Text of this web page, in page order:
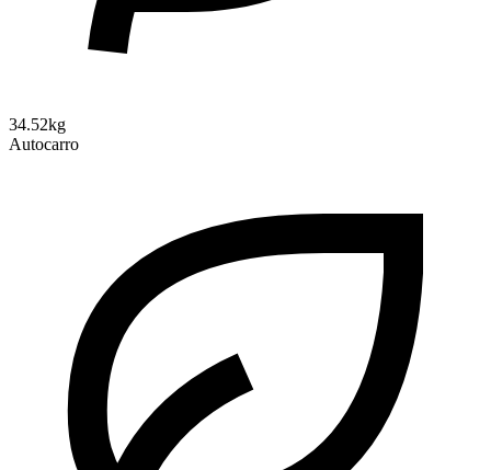
34.52kg
Autocarro